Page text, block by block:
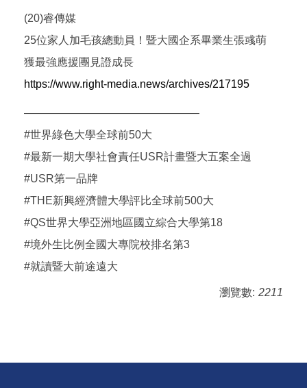
(20)睿傳媒
25位家人加毛孩總動員！暨大國企系畢業生張彧萌
獲最強應援團見證成長
https://www.right-media.news/archives/217195
————————————————
#世界綠色大學全球前50大
#最新一期大學社會責任USR計畫暨大五案全過
#USR第一品牌
#THE新興經濟體大學評比全球前500大
#QS世界大學亞洲地區國立綜合大學第18
#境外生比例全國大專院校排名第3
#就讀暨大前途遠大
瀏覽數: 2211